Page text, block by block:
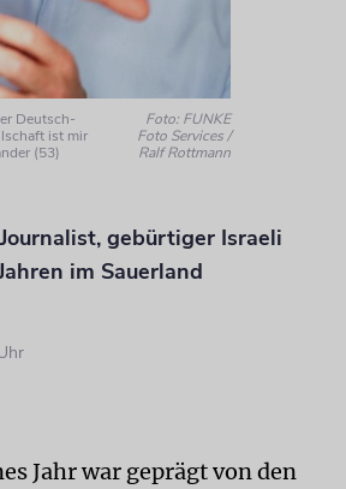
Deutsch-
ist mir
(53)
Foto: FUNKE
Foto Services /
Ralf Rottmann
gebürtiger Israeli
im Sauerland
Jahr war geprägt von den